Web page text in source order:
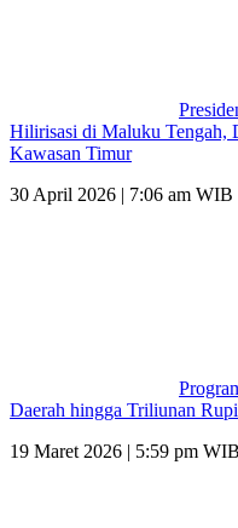
Hilirisasi di Maluku Tengah,
Kawasan Timur
30 April 2026 | 7:06 am WIB
Daerah hingga Triliunan
19 Maret 2026 | 5:59 pm WIB